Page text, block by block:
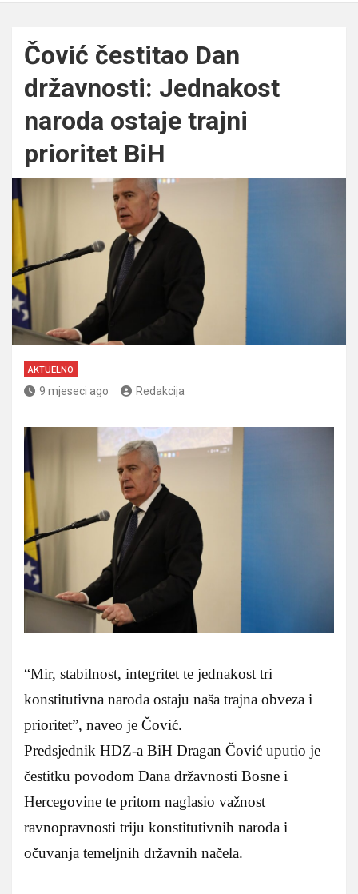
Čović čestitao Dan
državnosti: Jednakost
naroda ostaje trajni
prioritet BiH
AKTUELNO
9 mjeseci ago Redakcija
“Mir, stabilnost, integritet te jednakost tri
konstitutivna naroda ostaju naša trajna obveza i
prioritet”, naveo je Čović.
Predsjednik HDZ-a BiH Dragan Čović uputio je
čestitku povodom Dana državnosti Bosne i
Hercegovine te pritom naglasio važnost
ravnopravnosti triju konstitutivnih naroda i
očuvanja temeljnih državnih načela.